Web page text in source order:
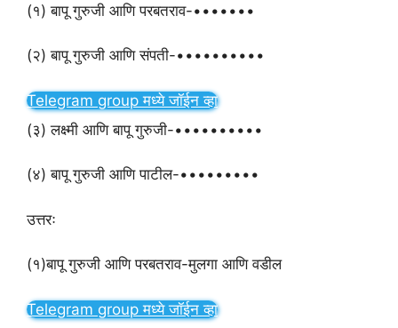
(१) बापू गुरुजी आणि परबतराव-•••••••
(२) बापू गुरुजी आणि संपती-••••••••••
Telegram group मध्ये जॉईन व्हा
(३) लक्ष्मी आणि बापू गुरुजी-••••••••••
(४) बापू गुरुजी आणि पाटील-•••••••••
उत्तरः
(१)बापू गुरुजी आणि परबतराव-मुलगा आणि वडील
Telegram group मध्ये जॉईन व्हा